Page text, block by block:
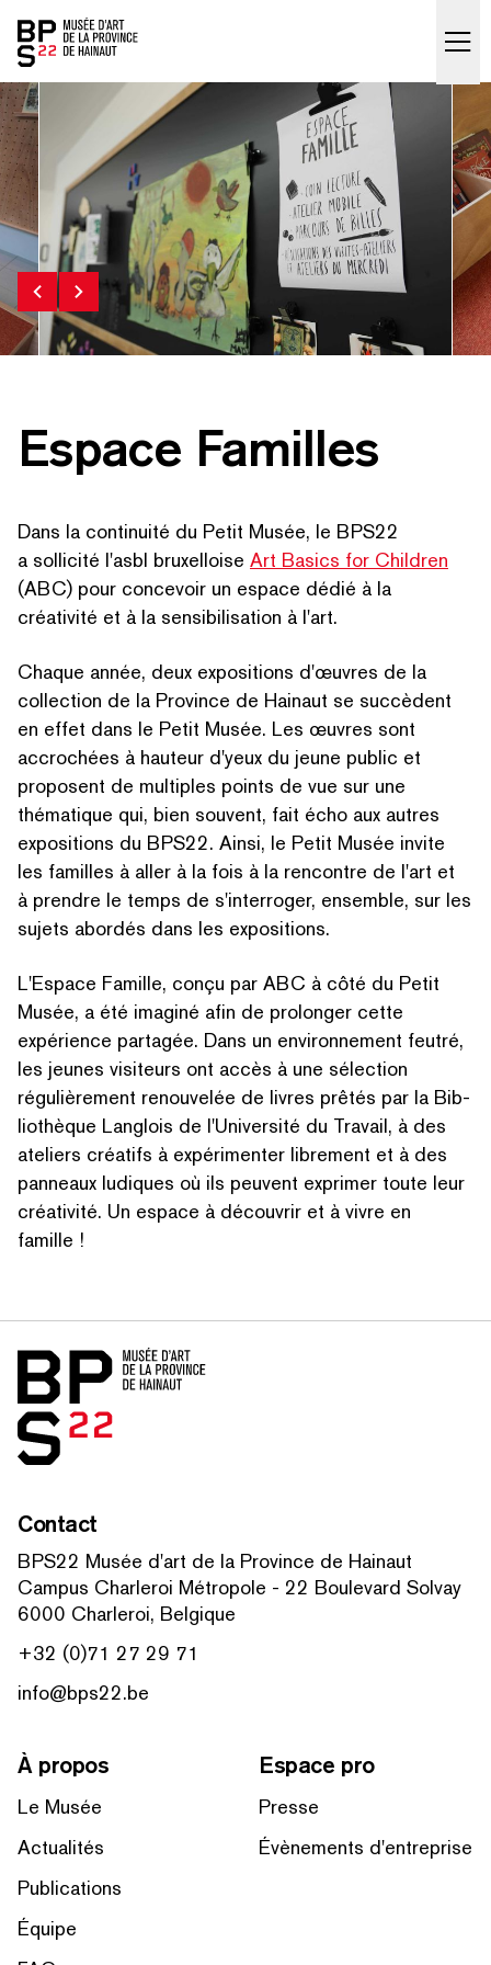
skip_to_content
RECHERCHER PAR MOTS-CLÉS
Accueil
Espace Familles
Dans la continuité du Petit Musée, le BPS22
a sollicité l'asbl bruxelloise Art Basics for Children
(ABC) pour concevoir un espace dédié à la
créativité et à la sen­si­bil­i­sa­tion à l'art.
Chaque année, deux expositions d'œuvres de la
collection de la Province de Hainaut se succèdent
en effet dans le Petit Musée. Les œuvres sont
accrochées à hauteur d'yeux du jeune public et
proposent de multiples points de vue sur une
thématique qui, bien souvent, fait écho aux autres
expositions du BPS22. Ainsi, le Petit Musée invite
les familles à aller à la fois à la rencontre de l'art et
à prendre le temps de s'interroger, ensemble, sur les
sujets abordés dans les expositions.
L'Espace Famille, conçu par ABC à côté du Petit
Musée, a été imaginé afin de prolonger cette
expérience partagée. Dans un envi­ron­nement feutré,
les jeunes visiteurs ont accès à une sélection
régulière­ment renouvelée de livres prêtés par la Bib­
lio­thèque Langlois de l'Université du Travail, à des
ateliers créatifs à expéri­menter librement et à des
panneaux ludiques où ils peuvent exprimer toute leur
créativité. Un espace à découvrir et à vivre en
famille !
Accueil
Contact
BPS22 Musée d'art de la Province de Hainaut
Campus Charleroi Métropole - 22 Boulevard Solvay
6000 Charleroi, Belgique
+32 (0)71 27 29 71
info@bps22.be
À propos
Le Musée
Actualités
Publications
Équipe
Espace pro
Presse
Évènements d'entreprise